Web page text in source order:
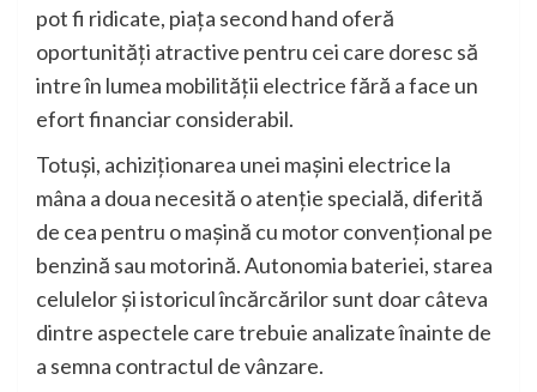
pot fi ridicate, piața second hand oferă
oportunități atractive pentru cei care doresc să
intre în lumea mobilității electrice fără a face un
efort financiar considerabil.
Totuși, achiziționarea unei mașini electrice la
mâna a doua necesită o atenție specială, diferită
de cea pentru o mașină cu motor convențional pe
benzină sau motorină. Autonomia bateriei, starea
celulelor și istoricul încărcărilor sunt doar câteva
dintre aspectele care trebuie analizate înainte de
a semna contractul de vânzare.